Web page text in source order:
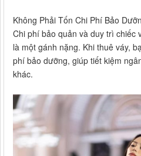
Không Phải Tốn Chi Phí Bảo
Chi phí bảo quản và duy trì chiếc
là một gánh nặng. Khi thuê váy,
phí bảo dưỡng, giúp tiết kiệm
khác.